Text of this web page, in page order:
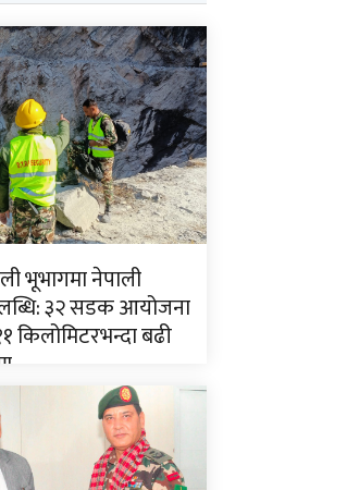
भूभागमा नेपाली
३२ सडक आयोजना
किलोमिटरभन्दा बढी